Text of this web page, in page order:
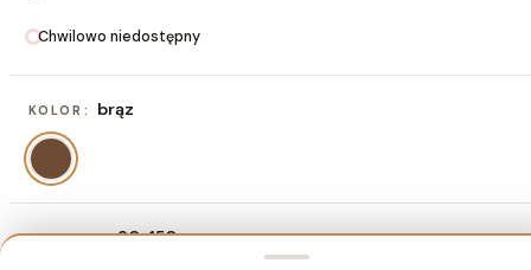
Chwilowo niedostępny
KOLOR: brąz
ROZMIAR: 80x150 cm